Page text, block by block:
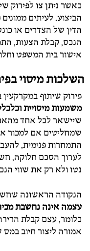
כאשר ניתן צו לפירוק
הביצוע. לעיתים ממונים
הדין של הצדדים או
הנכס, קבלת הצעות,
אישור בית המשפט
השלכות מיסוי
פירוק שיתוף
משמעות מיסויית
שיישאר לכל אחד
שמחליטים אם למכור
התמחרות פנימית,
לערוך הסכם חלוקה,
נטו ולא רק את שווי
הנקודה הראשונה
עצמה אינה נחשבת
כלומר, עצם קבלת
אמורה ליצור חיוב